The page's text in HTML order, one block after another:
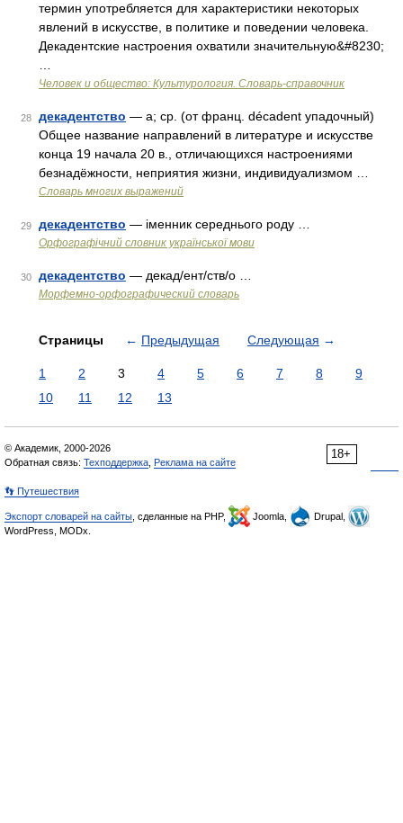
термин употребляется для характеристики некоторых
явлений в искусстве, в политике и поведении человека.
Декадентские настроения охватили значительную&#8230;
Человек и общество: Культурология. Словарь-справочник
28 декадентство — а; ср. (от франц. décadent упадочный)
Общее название направлений в литературе и искусстве
конца 19 начала 20 в., отличающихся настроениями
безнадёжности, неприятия жизни, индивидуализмом …
Словарь многих выражений
29 декадентство — іменник середнього роду …
Орфографічний словник української мови
30 декадентство — декад/ент/ств/о …
Морфемно-орфографический словарь
Страницы ← Предыдущая Следующая →
1 2 3 4 5 6 7 8
9
10
11 12 13
18+
© Академик, 2000-2026
Обратная связь: Техподдержка Реклама на сайте
👣 Путешествия
Экспорт словарей на сайты , сделанные на PHP, Joomla,
Drupal,
WordPress, MODx.